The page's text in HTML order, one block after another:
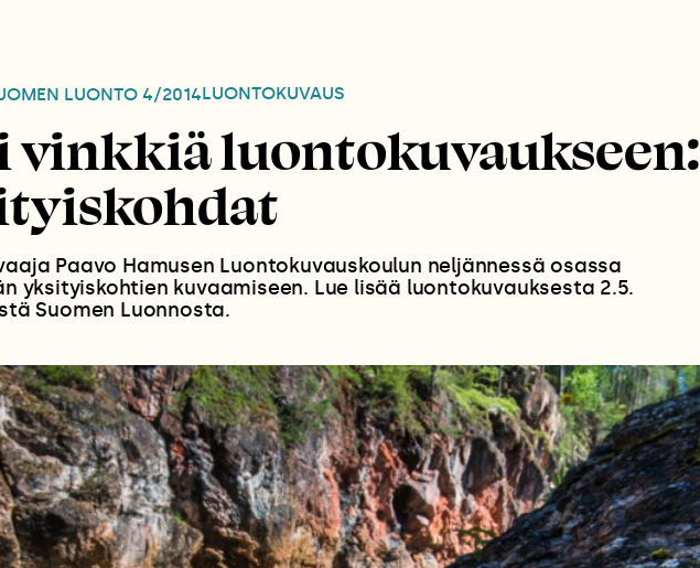
LUONTO 4/2014LUONTOKUVAUS
vinkkiä luontokuvaukseen:
Paavo Hamusen Luontokuvauskoulun neljännessä osassa
yksityiskohtien kuvaamiseen. Lue lisää luontokuvauksesta 2.5.
Suomen Luonnosta.